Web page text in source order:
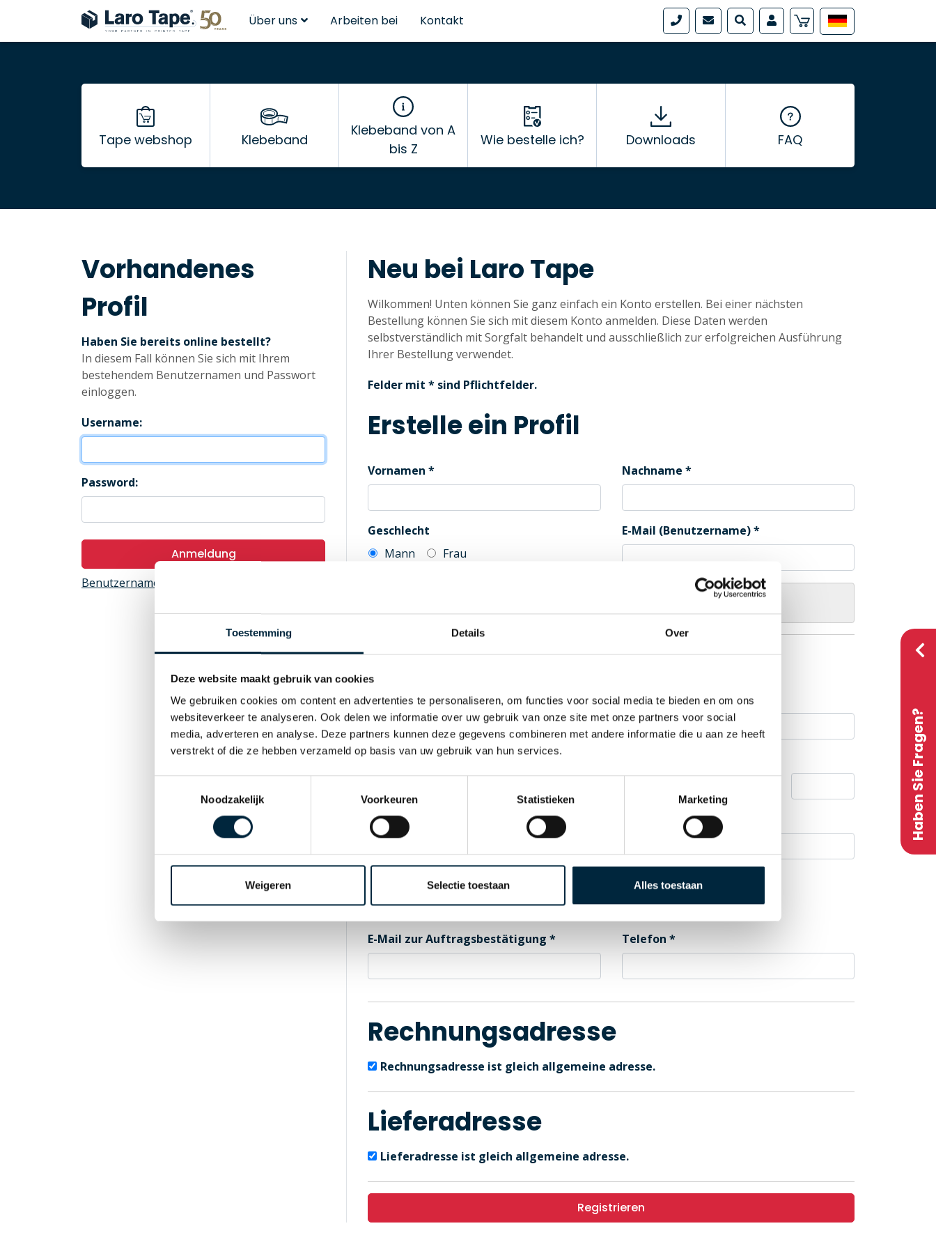
Toestemming Details Over
Deze website maakt gebruik van cookies
We gebruiken cookies om content en advertenties te personaliseren, om functies voor social media te bieden en om ons
websiteverkeer te analyseren. Ook delen we informatie over uw gebruik van onze site met onze partners voor social
media, adverteren en analyse. Deze partners kunnen deze gegevens combineren met andere informatie die u aan ze heeft
verstrekt of die ze hebben verzameld op basis van uw gebruik van hun services.
Noodzakelijk
Voorkeuren Statistieken Marketing
Weigeren Selectie toestaan Alles toestaan
Haben Sie Fragen?
Über uns Arbeiten bei Kontakt
Tape webshop Klebeband
Klebeband von A
bis Z
Wie bestelle ich? Downloads FAQ
Vorhandenes
Profil
Haben Sie bereits online bestellt?
In diesem Fall können Sie sich mit Ihrem
bestehendem Benutzernamen und Passwort
einloggen.
Username:
Password:
Anmeldung
Benutzername oder Passwort abrufen
Neu bei Laro Tape
Wilkommen! Unten können Sie ganz einfach ein Konto erstellen. Bei einer nächsten
Bestellung können Sie sich mit diesem Konto anmelden. Diese Daten werden
selbstverständlich mit Sorgfalt behandelt und ausschließlich zur erfolgreichen Ausführung
Ihrer Bestellung verwendet.
Felder mit * sind Pflichtfelder.
Erstelle ein Profil
Vornamen Nachname
Geschlecht
Mann
Frau
E-Mail (Benutzername)
Firmenanschrift
Name der Firma
Adresse
Postleitzahl
E-Mail zur Auftragsbestätigung Telefon
Rechnungsadresse
Rechnungsadresse ist gleich allgemeine adresse.
Lieferadresse
Lieferadresse ist gleich allgemeine adresse.
Registrieren